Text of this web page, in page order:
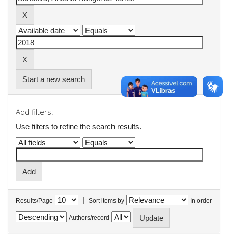
Start a new search
Add filters:
Use filters to refine the search results.
Results/Page | Sort items by In order
Authors/record